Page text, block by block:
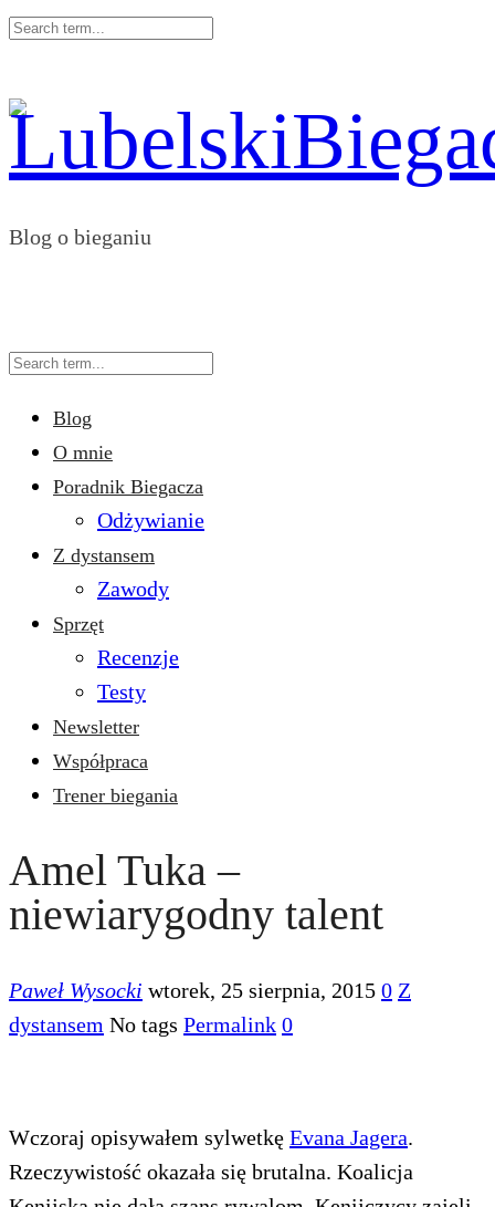
Blog o bieganiu
Blog
O mnie
Poradnik Biegacza
Odżywianie
Z dystansem
Zawody
Sprzęt
Recenzje
Testy
Newsletter
Współpraca
Trener biegania
Amel Tuka –
niewiarygodny talent
Paweł Wysocki wtorek, 25 sierpnia, 2015 0 Z
dystansem No tags Permalink 0
Wczoraj opisywałem sylwetkę Evana Jagera.
Rzeczywistość okazała się brutalna. Koalicja